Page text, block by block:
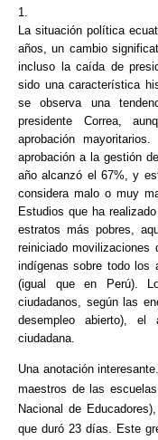
1.
La situación política
años, un cambio
incluso la caída de
sido una característica
se observa una
presidente Correa,
aprobación
aprobación a la gestión
año alcanzó el 67%, y
considera malo o muy
Estudios que ha
estratos más pobres,
reiniciado movilizaciones
indígenas sobre todo los
(igual que en Perú).
ciudadanos, según las
desempleo abierto),
ciudadana.
Una anotación
maestros de las
Nacional de
que duró 23 días. Este